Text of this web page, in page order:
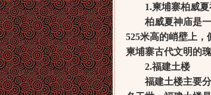
1.柬埔寨柏威夏
柏威夏神庙是一
525米高的峭壁上
柬埔寨古代文明的
2.福建土楼
福建土楼主要分